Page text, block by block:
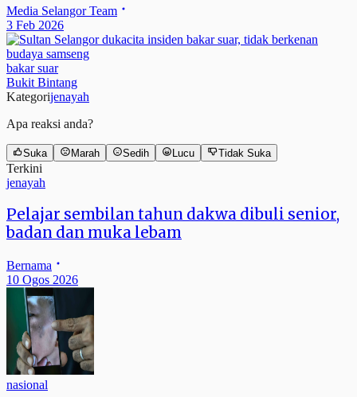
Media Selangor Team
3 Feb 2026
bakar suar
Bukit Bintang
Kategorijenayah
Apa reaksi anda?
Suka Marah Sedih Lucu Tidak Suka
Terkini
jenayah
Pelajar sembilan tahun dakwa dibuli senior,
badan dan muka lebam
Bernama
10 Ogos 2026
nasional